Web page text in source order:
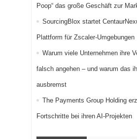
Poop“ das große Geschäft zur
SourcingBlox startet
Plattform für Zscaler-Umgebungen
Warum viele Unternehmen ihre
falsch angehen – und warum das
ausbremst
The Payments Group Holding
Fortschritte bei ihren AI-Projekten